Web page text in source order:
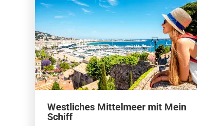
Westliches Mittelmeer mit Mein
Schiff